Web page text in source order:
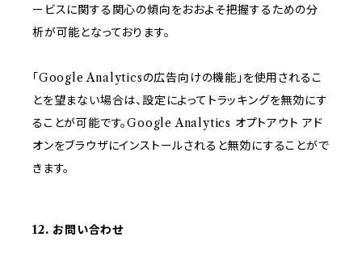
ービスに関する関心の傾向をおおよそ把握するための分
析が可能となっております。
「Google Analyticsの広告向けの機能」を使用されるこ
とを望まない場合は、設定によってトラッキングを無効にす
ることが可能です。Google Analytics オプトアウト アド
オンをブラウザにインストールされると無効にすることがで
きます。
12. お問い合わせ